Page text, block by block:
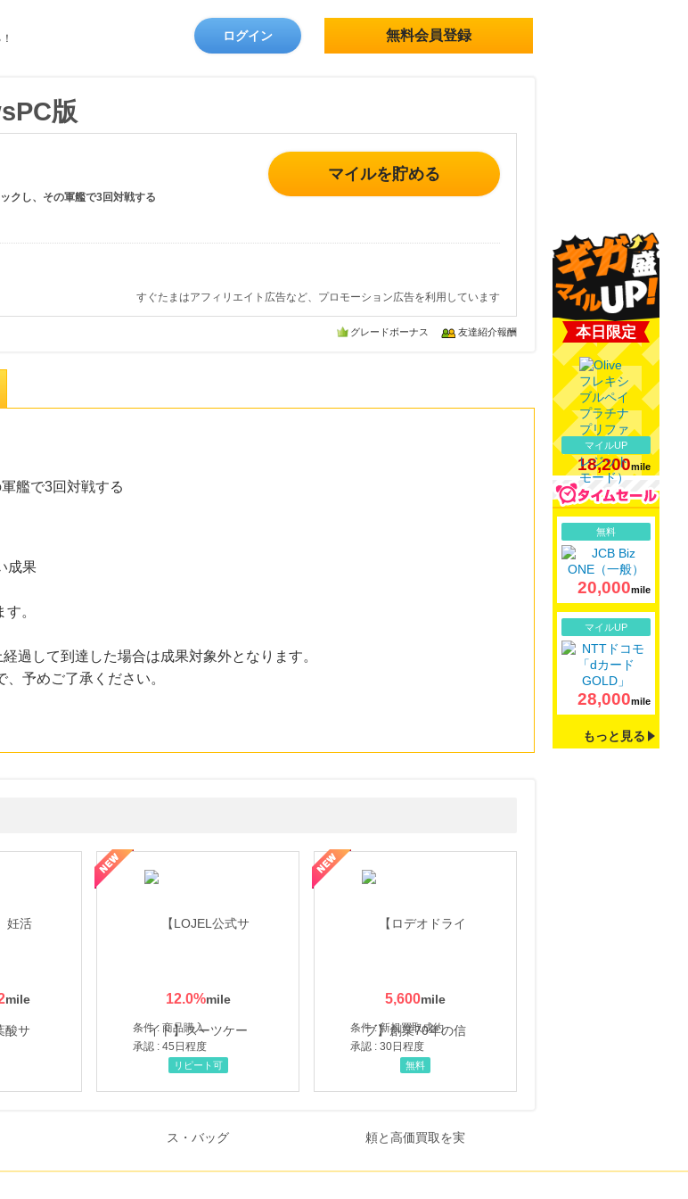
ログイン 無料会員登録
版
クし、その軍艦で3回対戦する
マイルを貯める
すぐたまはアフィリエイト広告など、プロモーション広告を利用しています
グレードボーナス 友達紹介報酬
艦で3回対戦する
成果
。
過して到達した場合は成果対象外となります。
予めご了承ください。
12.0%
条件 : 商品購入
承認 : 45日程度
リピート可
5,600
条件 : 新規買取成約
承認 : 30日程度
現！ブランド品・貴金属の無料査定
無料
本日限定
マイルUP
18,200mile
無料
20,000mile
マイルUP
28,000mile
もっと見る